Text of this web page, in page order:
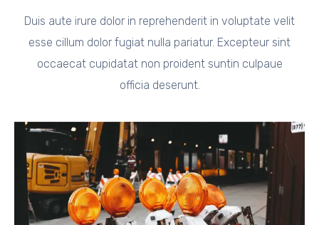
Duis aute irure dolor in reprehenderit in voluptate velit
esse cillum dolor fugiat nulla pariatur. Excepteur sint
occaecat cupidatat non proident suntin culpaue
officia deserunt.